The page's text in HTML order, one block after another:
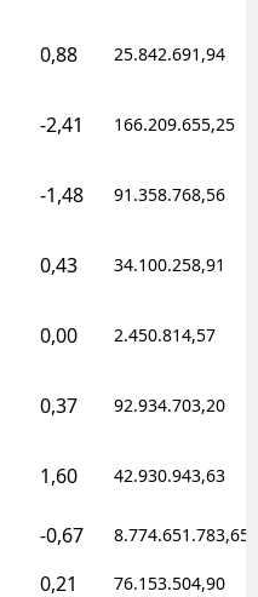
0,88 25.842.691,94
-2,41 166.209.655,25
-1,48 91.358.768,56
0,43 34.100.258,91
0,00 2.450.814,57
0,37 92.934.703,20
1,60 42.930.943,63
-0,67 8.774.651.783,65
0,21 76.153.504,90